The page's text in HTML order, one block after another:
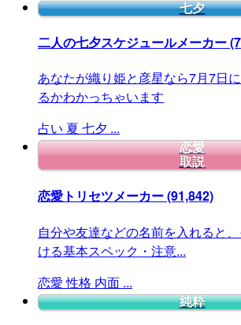
七夕
二人の七夕スケジュールメーカー
あなたが織り姫と彦星なら7月7日
るかわかっちゃいます
占い 夏 七夕 ...
恋愛
取説
恋愛トリセツメーカー(91,842)
自分や友達などの名前を入れると
ける基本スペック・注意...
恋愛 性格 内面 ...
純粋